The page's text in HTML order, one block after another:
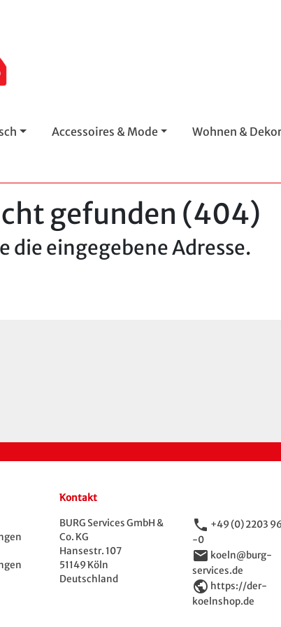
Accessoires & Mode Wohnen &
gefunden (404)
die eingegebene Adresse.
Kontakt
BURG Services GmbH &
Co. KG
Hansestr. 107
51149 Köln
Deutschland
phone +49 (0) 2203
-0
email koeln@burg-
services.de
public https://der-
koelnshop.de